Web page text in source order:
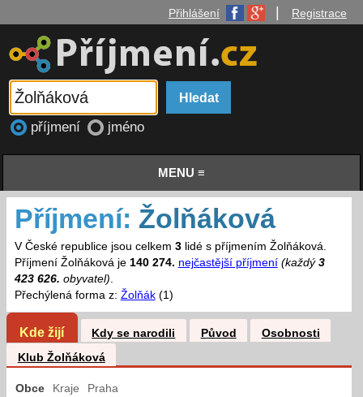
Přihlášení Registrace
příjmení jméno
MENU ≡
Příjmení: Žolňáková
V České republice jsou celkem 3lidé s příjmením Žolňáková.
Příjmení Žolňáková je 140 274. nejčastější příjmení (každý 3
423 626. obyvatel).
Přechýlená forma z: Žolňák(1)
Kde žijí Kdy se narodili Původ
Osobnosti
Klub Žolňáková
Obce Kraje Praha